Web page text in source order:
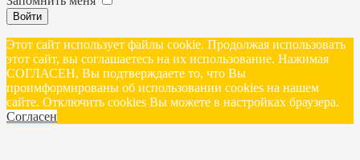
Войти
Этот сайт использует файлы cookie. Продолжая использовать
этот сайт, вы соглашаетесь на их использование. Нажимая
СОГЛАСЕН, Вы подтверждаете то, что Вы
проимформированы об использовании cookies на нашем
сайте. Отключить cookies Вы можете в настройках браузера.
Согласен